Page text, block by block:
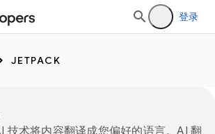
登录
JETPACK
技术将内容翻译成您偏好的语言。AI 翻